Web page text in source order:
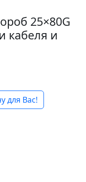
25×80G
кабеля и
для Вас!